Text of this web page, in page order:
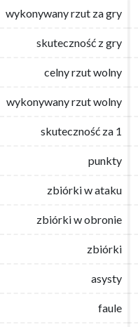
wykonywany rzut za gry
skuteczność z gry
celny rzut wolny
wykonywany rzut wolny
skuteczność za 1
punkty
zbiórki w ataku
zbiórki w obronie
zbiórki
asysty
faule
wykonywany rzut za gry
skuteczność z gry
celny rzut wolny
wykonywany rzut wolny
skuteczność za 1
punkty
zbiórki w ataku
zbiórki w obronie
zbiórki
asysty
faule